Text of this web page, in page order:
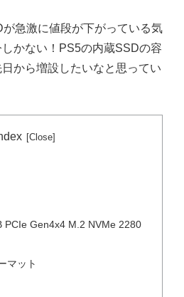
急激に値段が下がっている気
かない！PS5の内蔵SSDの容
から増設したいなと思ってい
PCIe Gen4x4 M.2 NVMe 2280
マット